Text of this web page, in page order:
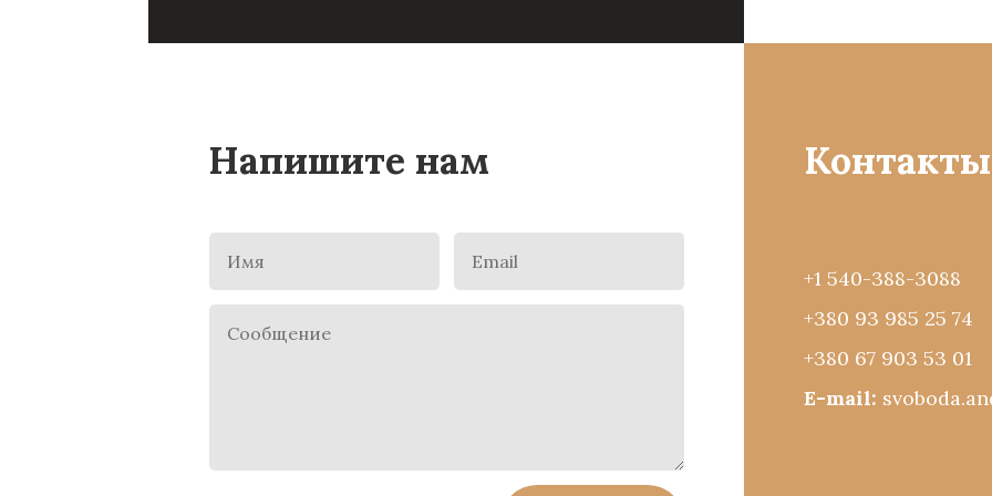
Напишите нам Контакты
+1 540-388-3088
+380 93 985 25 74
+380 67 903 53 01
E-mail: